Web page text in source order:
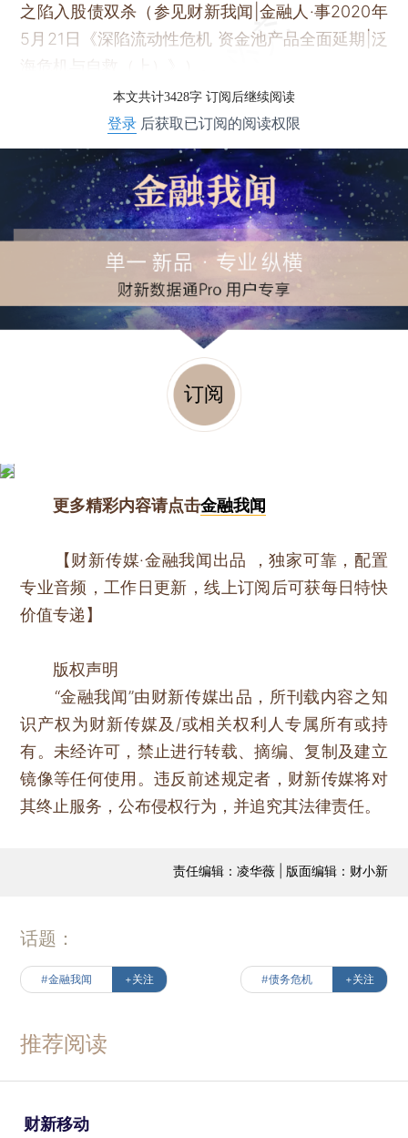
之陷入股债双杀（参见财新我闻|金融人·事2020年
5月21日《深陷流动性危机 资金池产品全面延期|泛
海危机与自救（上）》）。
本文共计3428字 订阅后继续阅读
登录 后获取已订阅的阅读权限
订阅
更多精彩内容请点击金融我闻
【财新传媒·金融我闻出品 ，独家可靠，配置
专业音频，工作日更新，线上订阅后可获每日特快
价值专递】
版权声明
“金融我闻”由财新传媒出品，所刊载内容之知
识产权为财新传媒及/或相关权利人专属所有或持
有。未经许可，禁止进行转载、摘编、复制及建立
镜像等任何使用。违反前述规定者，财新传媒将对
其终止服务，公布侵权行为，并追究其法律责任。
责任编辑：凌华薇 | 版面编辑：财小新
话题：
#金融我闻 +关注 #债务危机 +关注
推荐阅读
财新移动